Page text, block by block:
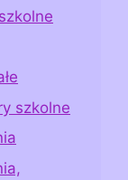
szkolne